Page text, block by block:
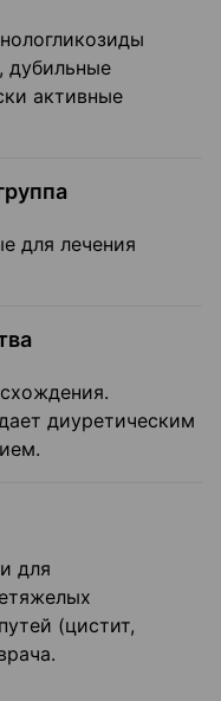
дубильные
активные
для лечения
диуретическим
для
(цистит,